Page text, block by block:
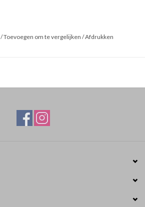
/Toevoegen om te vergelijken /Afdrukken